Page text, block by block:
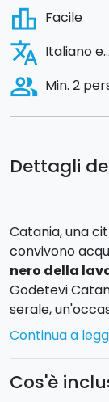
Dettagli
Catania, una
convivono
nero della
Godetevi
serale,
e cultura, ma
rendono la
"U Liotru",
Continua a
Cos'è
leaderboard Facile
translate Italiano e...
people_alt Min. 2